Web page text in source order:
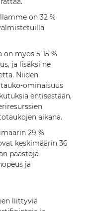
on 32 %
myös 5-15 %
ja lisäksi ne
Niiden
ominaisuus
entisestään,
aikana.
29 %
keskimäärin 36
päästöjä
ja
liittyviä